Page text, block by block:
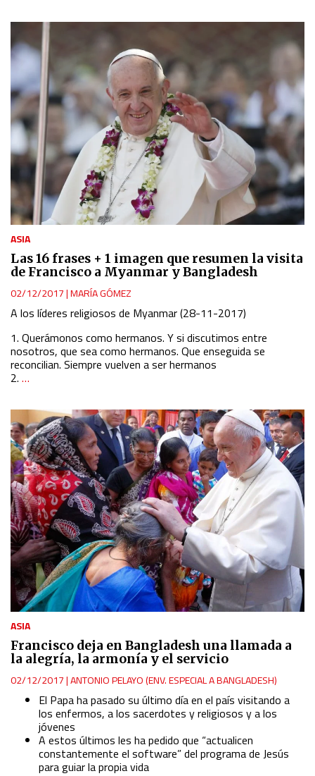
ASIA
Las 16 frases + 1 imagen que resumen la visita
de Francisco a Myanmar y Bangladesh
02/12/2017|MARÍA GÓMEZ
A los líderes religiosos de Myanmar (28-11-2017)
1. Querámonos como hermanos. Y si discutimos entre
nosotros, que sea como hermanos. Que enseguida se
reconcilian. Siempre vuelven a ser hermanos
2. …
ASIA
Francisco deja en Bangladesh una llamada a
la alegría, la armonía y el servicio
02/12/2017|ANTONIO PELAYO (ENV. ESPECIAL A BANGLADESH)
El Papa ha pasado su último día en el país visitando a
los enfermos, a los sacerdotes y religiosos y a los
jóvenes
A estos últimos les ha pedido que “actualicen
constantemente el software” del programa de Jesús
para guiar la propia vida